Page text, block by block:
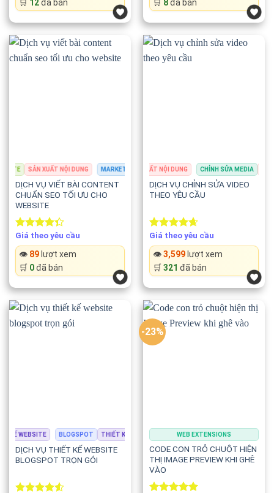
🛒 12đã bán
🛒 8đã bán
SẢN XUẤT NỘI DUNG MARKETING & QUẢNG CÁO SEO & TỐI ƯU WEBSITE
DỊCH VỤ VIẾT BÀI CONTENT
CHUẨN SEO TỐI ƯU CHO
WEBSITE
Rated
4.33out
of 5
Giá theo yêu cầu
👁️ 89lượt xem
🛒 0đã bán
CHỈNH SỬA MEDIA SẢN XUẤT NỘI DUNG CHỈNH SỬA MEDIA
DỊCH VỤ CHỈNH SỬA VIDEO
THEO YÊU CẦU
Rated4.67
out of 5
Giá theo yêu cầu
👁️3,599lượt xem
🛒 321 đã bán
KẾ WEBSITE BLOGSPOT THIẾT KẾ WEBSITE
DỊCH VỤ THIẾT KẾ WEBSITE
BLOGSPOT TRỌN GÓI
-23%
WEB EXTENSIONS
CODE CON TRỎ CHUỘT HIỆN
THỊ IMAGE PREVIEW KHI GHÊ
VÀO